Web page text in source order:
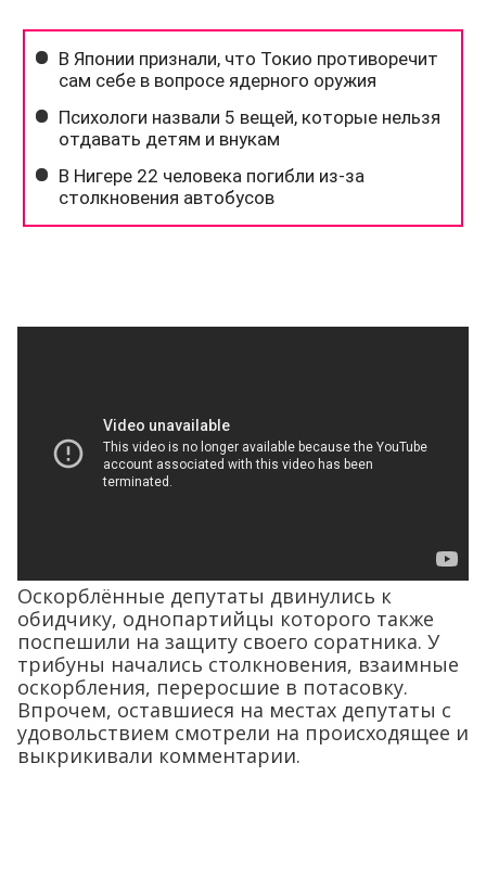
Оскорблённые депутаты двинулись к
обидчику, однопартийцы которого также
поспешили на защиту своего соратника. У
трибуны начались столкновения, взаимные
оскорбления, переросшие в потасовку.
Впрочем, оставшиеся на местах депутаты с
удовольствием смотрели на происходящее и
выкрикивали комментарии.